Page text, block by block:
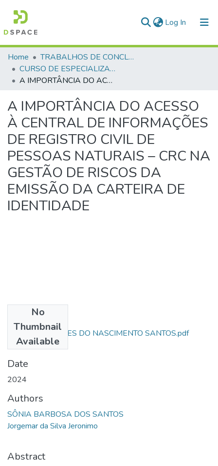
Log In (current)
Communities & Collections
All of DSpace
Home
TRABALHOS DE CONCLUSÃO DE CURSO - CAESP (CURSO DE ESPECIALIZAÇÃO EM ALTOS ESTUDOS EM SEGURANÇA PÚBLICA)
CURSO DE ESPECIALIZAÇÃO EM ALTOS ESTUDOS EM SEGURANÇA PÚBLICA - CAESP - 2024
A IMPORTÂNCIA DO ACESSO À CENTRAL DE INFORMAÇÕES DE REGISTRO CIVIL DE PESSOAS NATURAIS – CRC NA GESTÃO DE RISCOS DA EMISSÃO DA CARTEIRA DE IDENTIDADE
A IMPORTÂNCIA DO ACESSO
À CENTRAL DE INFORMAÇÕES
DE REGISTRO CIVIL DE
PESSOAS NATURAIS – CRC NA
GESTÃO DE RISCOS DA
EMISSÃO DA CARTEIRA DE
IDENTIDADE
No
Thumbnail
Available
ARTIGO - TAMIRES DO NASCIMENTO SANTOS.pdf
(232.68 KB)
Date
2024
Authors
SÔNIA BARBOSA DOS SANTOS
Jorgemar da Silva Jeronimo
Abstract